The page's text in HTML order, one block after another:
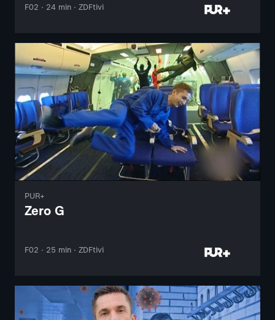
F02 · 24 min · ZDFtivi
PUR+
Zero G
F02 · 25 min · ZDFtivi